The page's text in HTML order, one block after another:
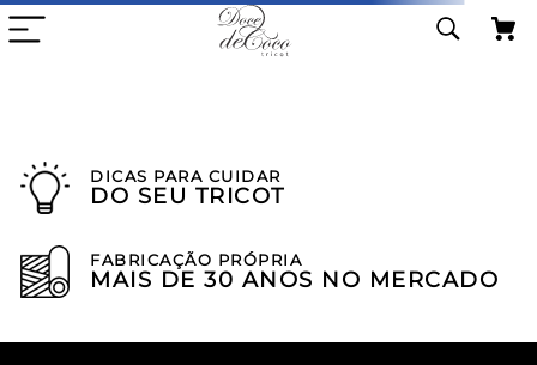
DICAS PARA CUIDAR
DO SEU TRICOT
FABRICAÇÃO PRÓPRIA
MAIS DE 30 ANOS NO MERCADO